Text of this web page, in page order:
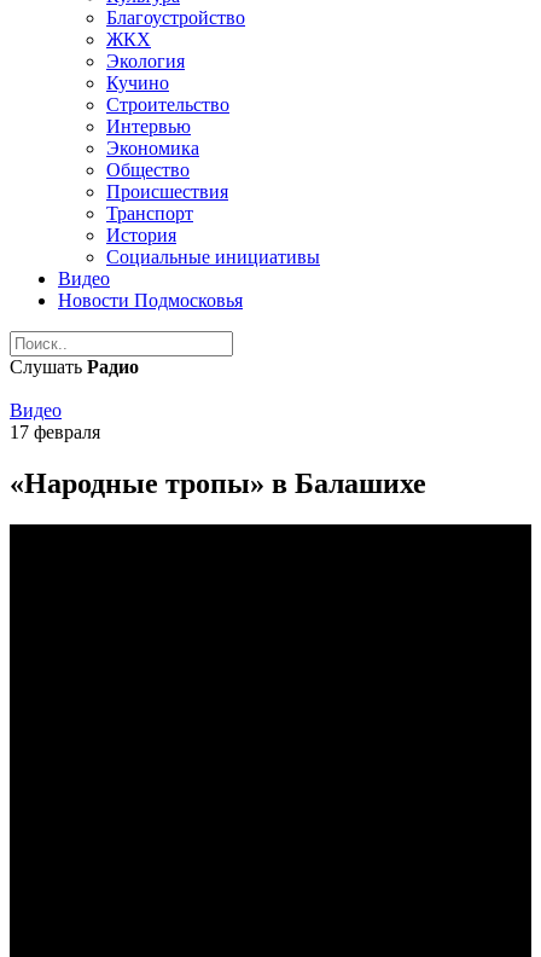
Благоустройство
ЖКХ
Экология
Кучино
Строительство
Интервью
Экономика
Общество
Происшествия
Транспорт
История
Социальные инициативы
Видео
Новости Подмосковья
Слушать Радио
Видео
17 февраля
«Народные тропы» в Балашихе